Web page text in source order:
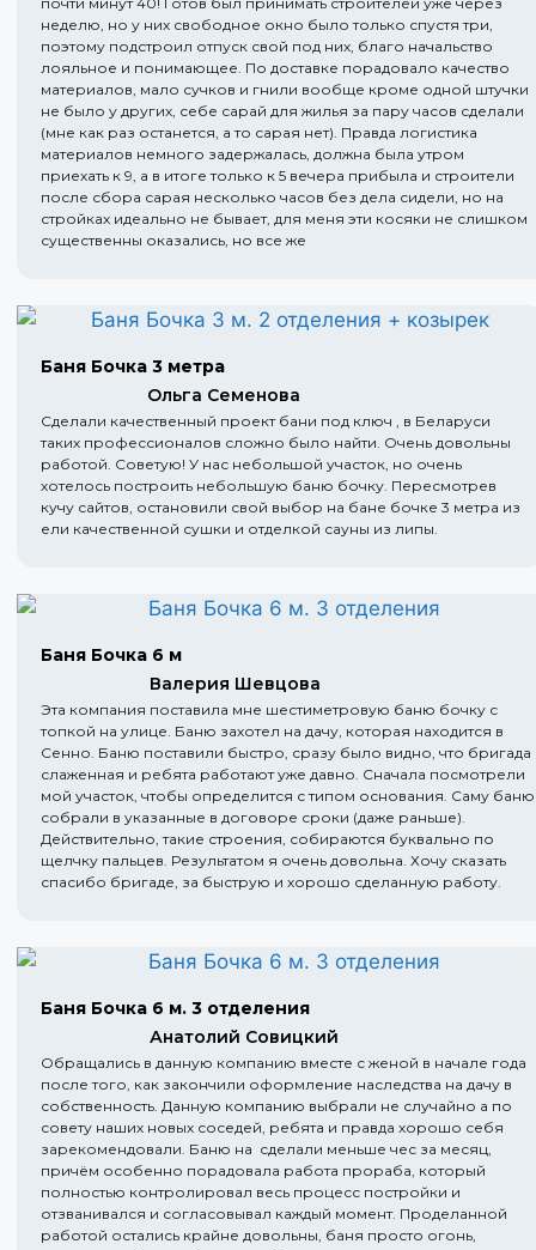
неделю, но у них свободное окно было только спустя три,
поэтому подстроил отпуск свой под них, благо начальство
лояльное и понимающее. По доставке порадовало качество
материалов, мало сучков и гнили вообще кроме одной штучки
не было у других, себе сарай для жилья за пару часов сделали
(мне как раз останется, а то сарая нет). Правда логистика
материалов немного задержалась, должна была утром
приехать к 9, а в итоге только к 5 вечера прибыла и строители
после сбора сарая несколько часов без дела сидели, но на
стройках идеально не бывает, для меня эти косяки не слишком
существенны оказались, но все же
Баня Бочка 3 метра
Ольга Семенова
Сделали качественный проект бани под ключ , в Беларуси
таких профессионалов сложно было найти. Очень довольны
работой. Советую! У нас небольшой участок, но очень
хотелось построить небольшую баню бочку. Пересмотрев
кучу сайтов, остановили свой выбор на бане бочке 3 метра из
ели качественной сушки и отделкой сауны из липы.
Баня Бочка 6 м
Валерия Шевцова
Эта компания поставила мне шестиметровую баню бочку с
топкой на улице. Баню захотел на дачу, которая находится в
Сенно. Баню поставили быстро, сразу было видно, что бригада
слаженная и ребята работают уже давно. Сначала посмотрели
мой участок, чтобы определится с типом основания. Саму баню
собрали в указанные в договоре сроки (даже раньше).
Действительно, такие строения, собираются буквально по
щелчку пальцев. Результатом я очень довольна. Хочу сказать
спасибо бригаде, за быструю и хорошо сделанную работу.
Баня Бочка 6 м. 3 отделения
Анатолий Совицкий
Обращались в данную компанию вместе с женой в начале года
после того, как закончили оформление наследства на дачу в
собственность. Данную компанию выбрали не случайно а по
совету наших новых соседей, ребята и правда хорошо себя
зарекомендовали. Баню на сделали меньше чес за месяц,
причём особенно порадовала работа прораба, который
полностью контролировал весь процесс постройки и
отзванивался и согласовывал каждый момент. Проделанной
работой остались крайне довольны, баня просто огонь,